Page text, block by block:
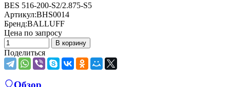
BES 516-200-S2/2.875-S5
Артикул:BHS0014
Бренд:BALLUFF
Цена по запросу
В корзину
Поделиться
Обзор